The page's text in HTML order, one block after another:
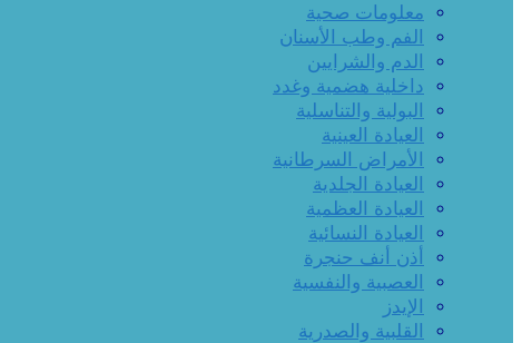
معلومات صحية
الفم وطب الأسنان
الدم والشرايين
داخلية هضمية وغدد
البولية والتناسلية
العيادة العينية
الأمراض السرطانية
العيادة الجلدية
العيادة العظمية
العيادة النسائية
أذن أنف حنجرة
العصبية والنفسية
الإيدز
القلبية والصدرية